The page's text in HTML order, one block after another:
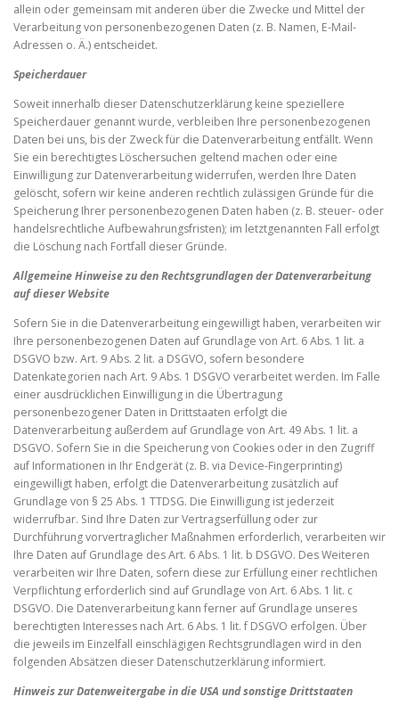
allein oder gemeinsam mit anderen über die Zwecke und Mittel der
Verarbeitung von personenbezogenen Daten (z. B. Namen, E-Mail-
Adressen o. Ä.) entscheidet.
Speicherdauer
Soweit innerhalb dieser Datenschutzerklärung keine speziellere
Speicherdauer genannt wurde, verbleiben Ihre personenbezogenen
Daten bei uns, bis der Zweck für die Datenverarbeitung entfällt. Wenn
Sie ein berechtigtes Löschersuchen geltend machen oder eine
Einwilligung zur Datenverarbeitung widerrufen, werden Ihre Daten
gelöscht, sofern wir keine anderen rechtlich zulässigen Gründe für die
Speicherung Ihrer personenbezogenen Daten haben (z. B. steuer- oder
handelsrechtliche Aufbewahrungsfristen); im letztgenannten Fall erfolgt
die Löschung nach Fortfall dieser Gründe.
Allgemeine Hinweise zu den Rechtsgrundlagen der Datenverarbeitung
auf dieser Website
Sofern Sie in die Datenverarbeitung eingewilligt haben, verarbeiten wir
Ihre personenbezogenen Daten auf Grundlage von Art. 6 Abs. 1 lit. a
DSGVO bzw. Art. 9 Abs. 2 lit. a DSGVO, sofern besondere
Datenkategorien nach Art. 9 Abs. 1 DSGVO verarbeitet werden. Im Falle
einer ausdrücklichen Einwilligung in die Übertragung
personenbezogener Daten in Drittstaaten erfolgt die
Datenverarbeitung außerdem auf Grundlage von Art. 49 Abs. 1 lit. a
DSGVO. Sofern Sie in die Speicherung von Cookies oder in den Zugriff
auf Informationen in Ihr Endgerät (z. B. via Device-Fingerprinting)
eingewilligt haben, erfolgt die Datenverarbeitung zusätzlich auf
Grundlage von § 25 Abs. 1 TTDSG. Die Einwilligung ist jederzeit
widerrufbar. Sind Ihre Daten zur Vertragserfüllung oder zur
Durchführung vorvertraglicher Maßnahmen erforderlich, verarbeiten wir
Ihre Daten auf Grundlage des Art. 6 Abs. 1 lit. b DSGVO. Des Weiteren
verarbeiten wir Ihre Daten, sofern diese zur Erfüllung einer rechtlichen
Verpflichtung erforderlich sind auf Grundlage von Art. 6 Abs. 1 lit. c
DSGVO. Die Datenverarbeitung kann ferner auf Grundlage unseres
berechtigten Interesses nach Art. 6 Abs. 1 lit. f DSGVO erfolgen. Über
die jeweils im Einzelfall einschlägigen Rechtsgrundlagen wird in den
folgenden Absätzen dieser Datenschutzerklärung informiert.
Hinweis zur Datenweitergabe in die USA und sonstige Drittstaaten